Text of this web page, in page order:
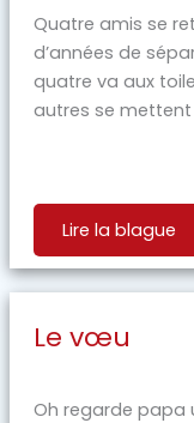
Quatre amis se
d’années de
quatre va aux
autres se mettent
Lire la blague
Le vœu
Oh regarde papa